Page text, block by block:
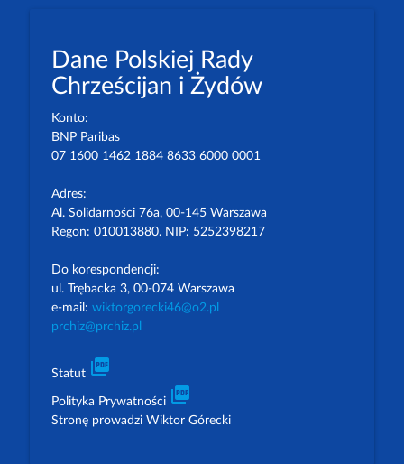
Dane Polskiej Rady
Chrześcijan i Żydów
Konto:
BNP Paribas
07 1600 1462 1884 8633 6000 0001
Adres:
Al. Solidarności 76a, 00-145 Warszawa
Regon: 010013880. NIP: 5252398217
Do korespondencji:
ul. Trębacka 3, 00-074 Warszawa
e-mail: wiktorgorecki46@o2.pl
prchiz@prchiz.pl
Statut picture_as_pdf
Polityka Prywatności picture_as_pdf
Stronę prowadzi Wiktor Górecki